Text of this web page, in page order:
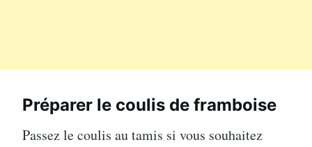
Préparer le coulis de framboise
Passez le coulis au tamis si vous souhaitez